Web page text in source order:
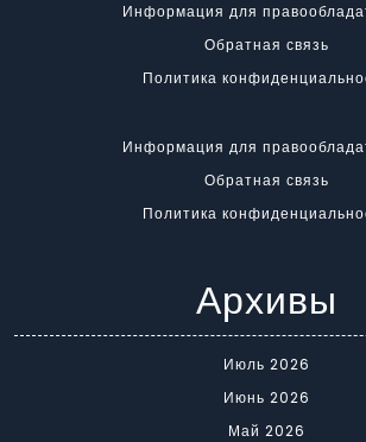
Информация для
Обратная связь
Политика
Информация для
Обратная связь
Политика
Архивы
Июль 2026
Июнь 2026
Май 2026